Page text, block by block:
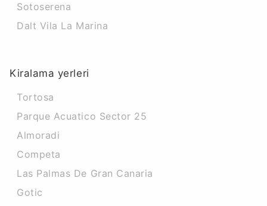
Sotoserena
Dalt Vila La Marina
Kiralama yerleri
Tortosa
Parque Acuatico Sector 25
Almoradi
Competa
Las Palmas De Gran Canaria
Gotic